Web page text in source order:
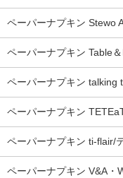
ペーパーナプキン Stewo
ペーパーナプキン Table
ペーパーナプキン talking
ペーパーナプキン
ペーパーナプキン ti-flair/
ペーパーナプキン V&A・